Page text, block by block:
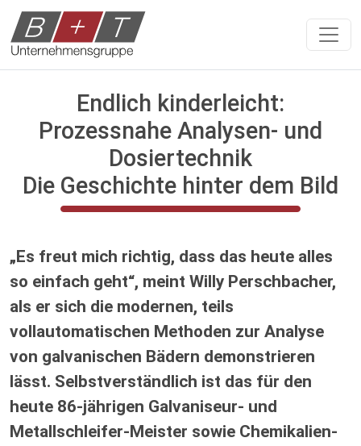
Endlich kinderleicht:
Prozessnahe Analysen- und
Dosiertechnik
Die Geschichte hinter dem Bild
„Es freut mich richtig, dass das heute alles
so einfach geht“, meint Willy Perschbacher,
als er sich die modernen, teils
vollautomatischen Methoden zur Analyse
von galvanischen Bädern demonstrieren
lässt. Selbstverständlich ist das für den
heute 86-jährigen Galvaniseur- und
Metallschleifer-Meister sowie Chemikalien-